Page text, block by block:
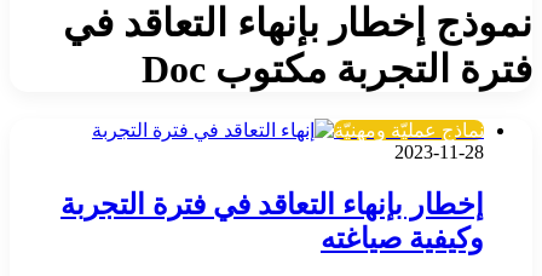
نموذج إخطار بإنهاء التعاقد في
فترة التجربة مكتوب Doc
نماذج عمليّة ومهنيّة
2023-11-28
إخطار بإنهاء التعاقد في فترة التجربة
وكيفية صياغته